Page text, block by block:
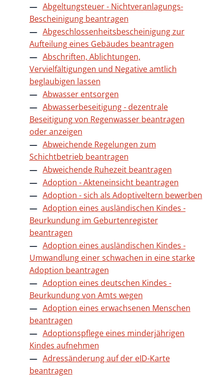
Abgeltungsteuer - Nichtveranlagungs-
Bescheinigung beantragen
Abgeschlossenheitsbescheinigung zur
Aufteilung eines Gebäudes beantragen
Abschriften, Ablichtungen,
Vervielfältigungen und Negative amtlich
beglaubigen lassen
Abwasser entsorgen
Abwasserbeseitigung - dezentrale
Beseitigung von Regenwasser beantragen
oder anzeigen
Abweichende Regelungen zum
Schichtbetrieb beantragen
Abweichende Ruhezeit beantragen
Adoption - Akteneinsicht beantragen
Adoption - sich als Adoptiveltern bewerben
Adoption eines ausländischen Kindes -
Beurkundung im Geburtenregister
beantragen
Adoption eines ausländischen Kindes -
Umwandlung einer schwachen in eine starke
Adoption beantragen
Adoption eines deutschen Kindes -
Beurkundung von Amts wegen
Adoption eines erwachsenen Menschen
beantragen
Adoptionspflege eines minderjährigen
Kindes aufnehmen
Adressänderung auf der eID-Karte
beantragen